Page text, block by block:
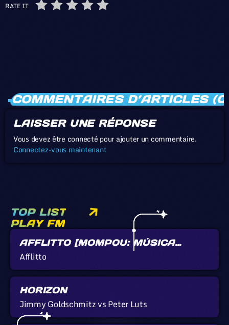
RATE IT
COMMENTAIRES D’ARTICLES
LAISSER UNE RÉPONSE
Vous devez être connecté pour ajouter un commentaire.
Connectez-vous maintenant
TOP LIST
PLAY FM
AFFLITTO [MOMPOU: MÚSICA
CALLADA]
Afflitto
HORIZON
Jimmy Goldschmitz vs Peter Luts